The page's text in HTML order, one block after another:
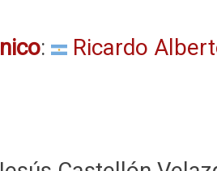
: Ricardo